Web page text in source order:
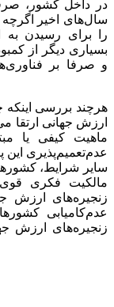
در داخل کشور،
سال‌های اخیر
را برای رسیدن به
بسیاری دیگر از
و صرفا بر
هرچند بررسی
ارزش جهانی ارتقا
ماهیت کیفی یا
عدم‌تعمیم‌‌‌پذیری
سایر شرایط،
مالکیت فکری
زنجیره‌‌‌های ارزش
عدم‌کامیابی
زنجیره‌‌‌های ارزش